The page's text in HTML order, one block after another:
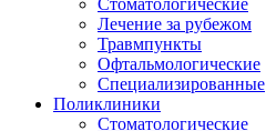
Стоматологические
Лечение за рубежом
Травмпункты
Офтальмологические
Специализированные
Поликлиники
Стоматологические